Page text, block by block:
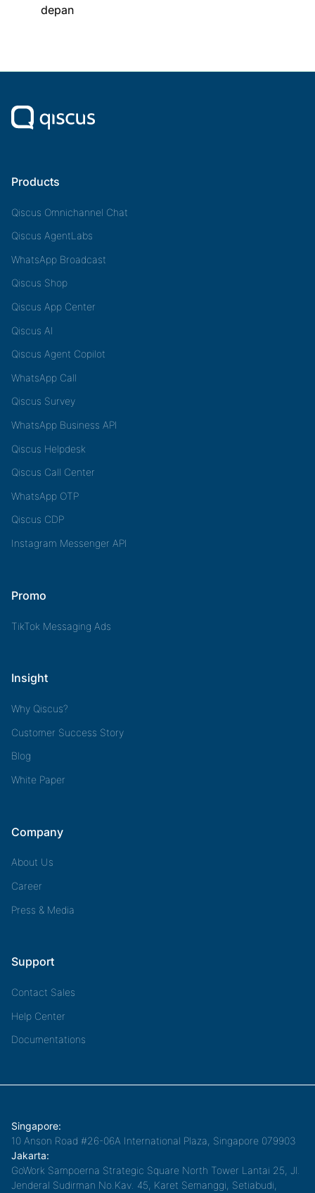
depan
Products
Qiscus Omnichannel Chat
Qiscus AgentLabs
WhatsApp Broadcast
Qiscus Shop
Qiscus App Center
Qiscus AI
Qiscus Agent Copilot
WhatsApp Call
Qiscus Survey
WhatsApp Business API
Qiscus Helpdesk
Qiscus Call Center
WhatsApp OTP
Qiscus CDP
Instagram Messenger API
Promo
TikTok Messaging Ads
Insight
Why Qiscus?
Customer Success Story
Blog
White Paper
Company
About Us
Career
Press & Media
Support
Contact Sales
Help Center
Documentations
Singapore:
10 Anson Road #26-06A International Plaza, Singapore 079903
Jakarta:
GoWork Sampoerna Strategic Square North Tower Lantai 25, Jl.
Jenderal Sudirman No.Kav. 45, Karet Semanggi, Setiabudi,